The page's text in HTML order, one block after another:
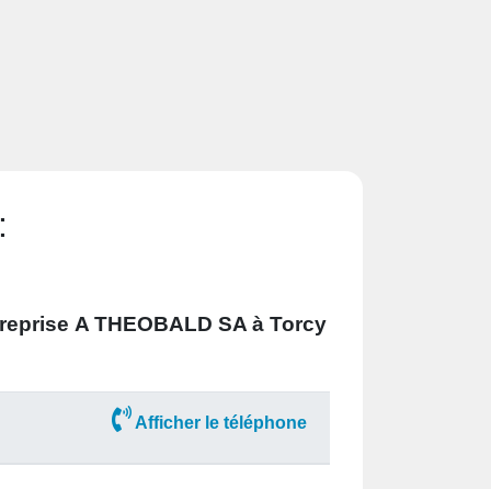
A THEOBALD SA à Torcy
Afficher le téléphone